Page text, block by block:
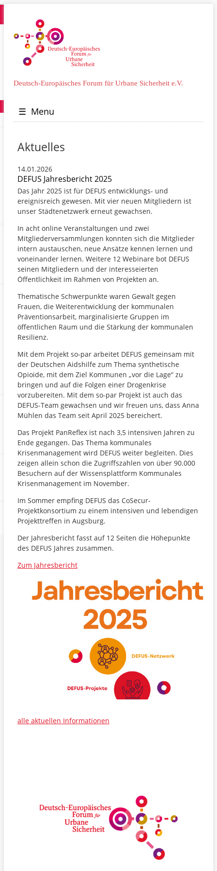
Deutsch-Europäisches Forum für Urbane Sicherheit e.V.
☰ Menu
Aktuelles
14.01.2026
DEFUS Jahresbericht 2025
Das Jahr 2025 ist für DEFUS entwicklungs- und
ereignisreich gewesen. Mit vier neuen Mitgliedern ist
unser Städtenetzwerk erneut gewachsen.
In acht online Veranstaltungen und zwei
Mitgliederversammlungen konnten sich die Mitglieder
intern austauschen, neue Ansätze kennen lernen und
voneinander lernen. Weitere 12 Webinare bot DEFUS
seinen Mitgliedern und der interesseierten
Öffentlichkeit im Rahmen von Projekten an.
Thematische Schwerpunkte waren Gewalt gegen
Frauen, die Weiterentwicklung der kommunalen
Präventionsarbeit, marginalisierte Gruppen im
öffentlichen Raum und die Stärkung der kommunalen
Resilienz.
Mit dem Projekt so-par arbeitet DEFUS gemeinsam mit
der Deutschen Aidshilfe zum Thema synthetische
Opioide, mit dem Ziel Kommunen „vor die Lage“ zu
bringen und auf die Folgen einer Drogenkrise
vorzubereiten. Mit dem so-par Projekt ist auch das
DEFUS-Team gewachsen und wir freuen uns, dass Anna
Mühlen das Team seit April 2025 bereichert.
Das Projekt PanReflex ist nach 3,5 intensiven Jahren zu
Ende gegangen. Das Thema kommunales
Krisenmanagement wird DEFUS weiter begleiten. Dies
zeigen allein schon die Zugriffszahlen von über 90.000
Besuchern auf der Wissensplattform Kommunales
Krisenmanagement im November.
Im Sommer empfing DEFUS das CoSecur-
Projektkonsortium zu einem intensiven und lebendigen
Projekttreffen in Augsburg.
Der Jahresbericht fasst auf 12 Seiten die Höhepunkte
des DEFUS Jahres zusammen.
Zum Jahresbericht
alle aktuellen Informationen